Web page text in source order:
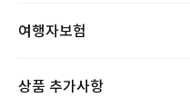
여행자보험
상품 추가사항